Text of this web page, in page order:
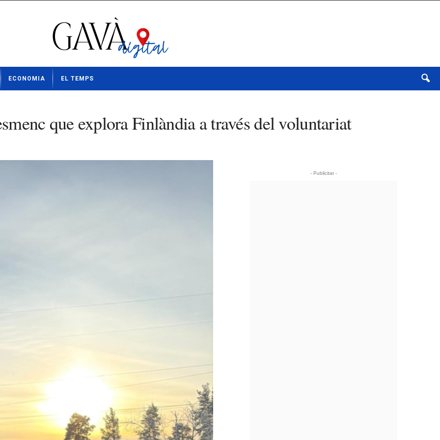
ECONOMIA EL TEMPS
que explora Finlàndia a través del voluntariat
- Publicitat -